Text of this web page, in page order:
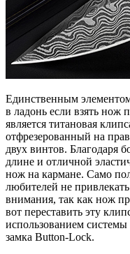
Единственным
в ладонь если взять
является титановая
отфрезерованный на
двух винтов. Благодаря
длине и отличной
нож на кармане. Само
любителей не
внимания, так как нож
вот переставить эту
использованием
замка Button-Lock.